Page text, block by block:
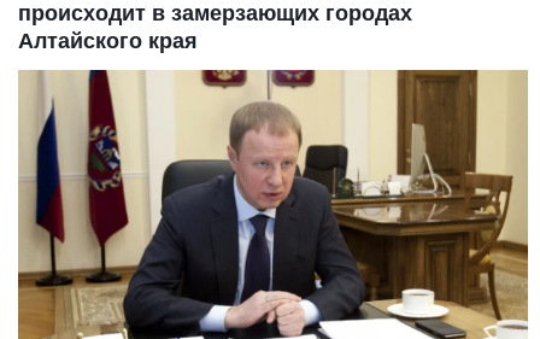
происходит в замерзающих городах
Алтайского края